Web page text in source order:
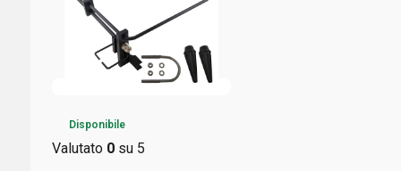
Disponibile
Valutato 0su 5